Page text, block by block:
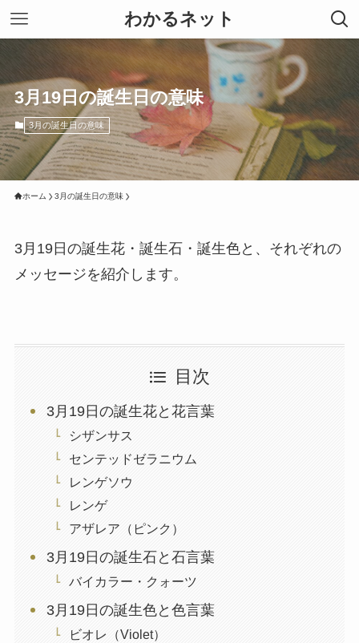
わかるネット
3月19日の誕生日の意味
3月の誕生日の意味
ホーム 3月の誕生日の意味
3月19日の誕生花・誕生石・誕生色と、それぞれの
メッセージを紹介します。
目次
3月19日の誕生花と花言葉
シザンサス
センテッドゼラニウム
レンゲソウ
レンゲ
アザレア（ピンク）
3月19日の誕生石と石言葉
バイカラー・クォーツ
3月19日の誕生色と色言葉
ビオレ（Violet）